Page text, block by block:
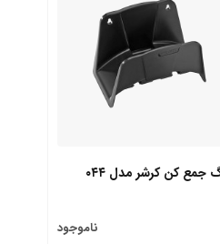
جمع کن کرشر مدل ۰۴۴
ناموجود